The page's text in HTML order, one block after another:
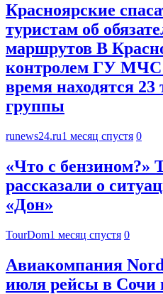
Красноярские
туристам об
маршрутов В
контролем ГУ МЧС
время находятся 23
группы
runews24.ru1 месяц спустя 0
«Что с бензином?»
рассказали о
«Дон»
TourDom1 месяц спустя 0
Авиакомпания
июля рейсы в Сочи